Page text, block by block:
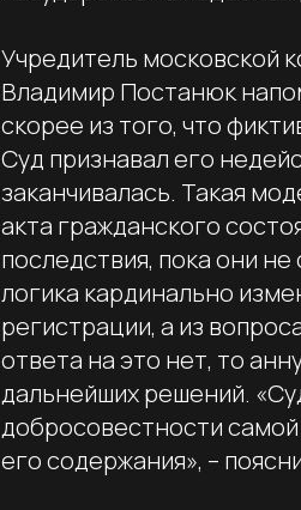
Учредитель московской
Владимир Постанюк
скорее из того, что
Суд признавал его
заканчивалась. Такая
акта гражданского
последствия, пока они
логика кардинально
регистрации, а из
ответа на это нет, то
дальнейших решений.
добросовестности
его содержания», –